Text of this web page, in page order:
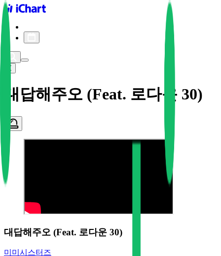
iChart logo
대답해주오 (Feat. 로다운 30)
대답해주오 (Feat. 로다운 30)
미미시스터즈